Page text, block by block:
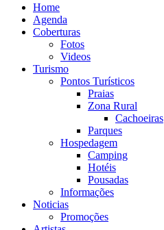
Home
Agenda
Coberturas
Fotos
Videos
Turismo
Pontos Turísticos
Praias
Zona Rural
Cachoeiras
Parques
Hospedagem
Camping
Hotéis
Pousadas
Informações
Noticias
Promoções